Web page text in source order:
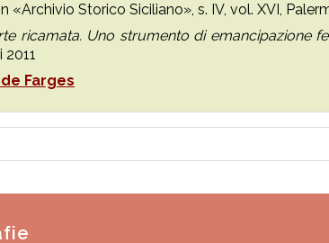
«Archivio Storico Siciliano», s. IV, vol. XVI,
ricamata. Uno strumento di emancipazione
2011
Farges